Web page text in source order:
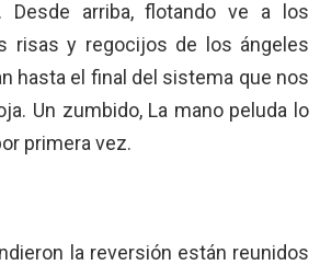
Desde arriba, flotando ve a los
risas y regocijos de los ángeles
hasta el final del sistema que nos
Un zumbido, La mano peluda lo
primera vez.
la reversión están reunidos